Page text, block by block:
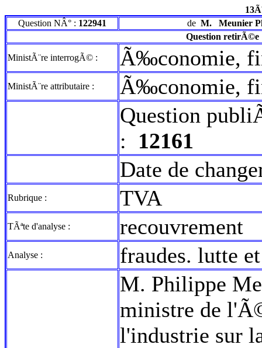
Question NÂ° : 122941 de M.
Meunier
Question retirÃ©e
MinistÃ¨re interrogÃ© : Ã‰conomie,
MinistÃ¨re attributaire :
Ã‰conomie,
Question
: 12161
Date de
Rubrique : TVA
TÃªte d'analyse : recouvrement
Analyse : fraudes. lutte
M. Philippe
ministre de
l'industrie sur